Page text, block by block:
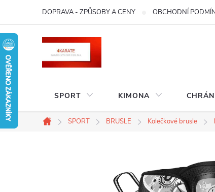
obsah
DOPRAVA - ZPŮSOBY A CENY OBCHODNÍ
SPORT KIMONA
Domů
SPORT BRUSLE Kolečkové brusle